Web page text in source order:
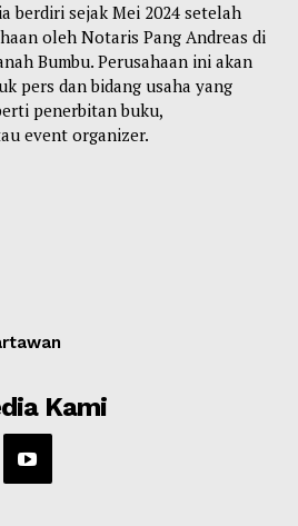
berdiri sejak Mei 2024 setelah
oleh Notaris Pang Andreas di
Bumbu. Perusahaan ini akan
pers dan bidang usaha yang
penerbitan buku,
event organizer.
Kami